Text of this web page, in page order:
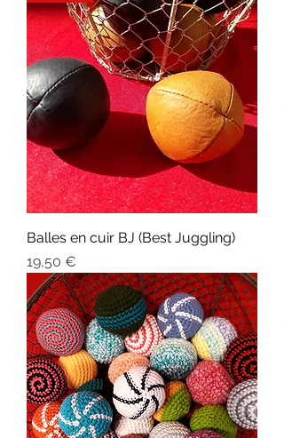
Balles en cuir BJ (Best Juggling)
Prix
19,50 €